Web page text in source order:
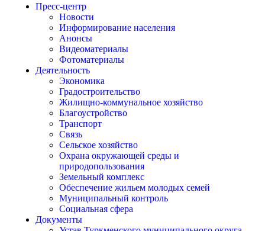
Пресс-центр
Новости
Информирование населения
Анонсы
Видеоматериалы
Фотоматериалы
Деятельность
Экономика
Градостроительство
Жилищно-коммунальное хозяйство
Благоустройство
Транспорт
Связь
Сельское хозяйство
Охрана окружающей среды и
природопользования
Земельный комплекс
Обеспечение жильем молодых семей
Муниципальный контроль
Социальная сфера
Документы